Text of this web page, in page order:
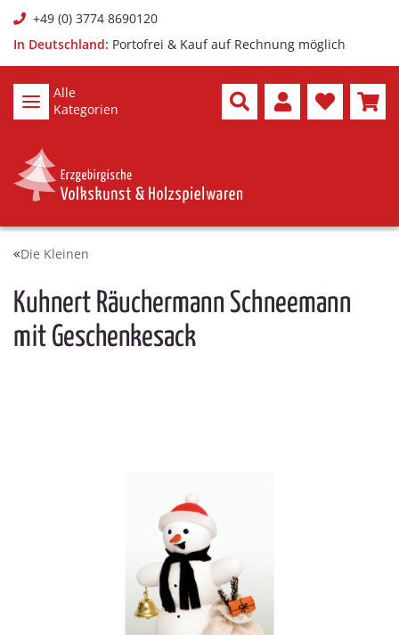
+49 (0) 3774 8690120
In Deutschland: Portofrei & Kauf auf Rechnung möglich
Alle
Kategorien
Die Kleinen
Kuhnert Räuchermann Schneemann
mit Geschenkesack